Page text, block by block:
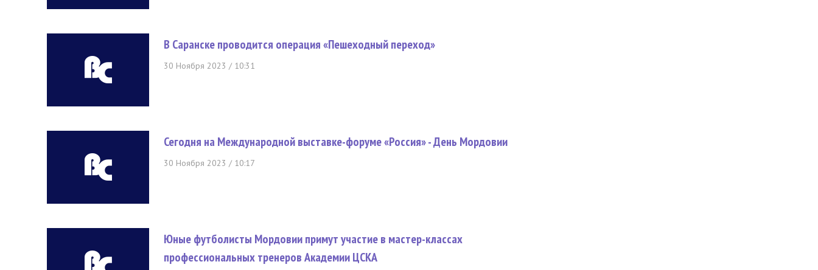
В Саранске проводится операция «Пешеходный переход»
30 Ноября 2023 / 10:31
Сегодня на Международной выставке-форуме «Россия» - День Мордовии
30 Ноября 2023 / 10:17
Юные футболисты Мордовии примут участие в мастер-классах
профессиональных тренеров Академии ЦСКА